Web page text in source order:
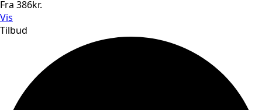
Fra 386kr.
Vis
Tilbud